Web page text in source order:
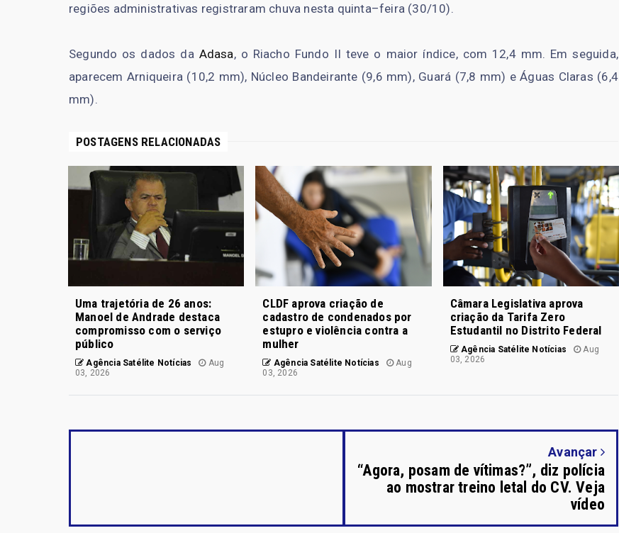
regiões administrativas registraram chuva nesta quinta–feira (30/10).
Segundo os dados da Adasa, o Riacho Fundo II teve o maior índice, com 12,4 mm. Em seguida,
aparecem Arniqueira (10,2 mm), Núcleo Bandeirante (9,6 mm), Guará (7,8 mm) e Águas Claras (6,4
mm).
POSTAGENS RELACIONADAS
Uma trajetória de 26 anos:
Manoel de Andrade destaca
compromisso com o serviço
público
Agência Satélite Notícias
Aug
03, 2026
CLDF aprova criação de
cadastro de condenados por
estupro e violência contra a
mulher
Agência Satélite Notícias
Aug
03, 2026
Câmara Legislativa aprova
criação da Tarifa Zero
Estudantil no Distrito Federal
Agência Satélite Notícias
Aug
03, 2026
Avançar
“Agora, posam de vítimas?”, diz polícia
ao mostrar treino letal do CV. Veja
vídeo